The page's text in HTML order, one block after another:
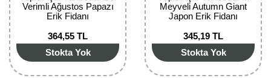
Verimli Ağustos Papazı
Erik Fidanı
364,55 TL
Stokta Yok
Meyveli Autumn Giant
Japon Erik Fidanı
345,19 TL
Stokta Yok
Kayısı Fidanı
Kestane Fidanı